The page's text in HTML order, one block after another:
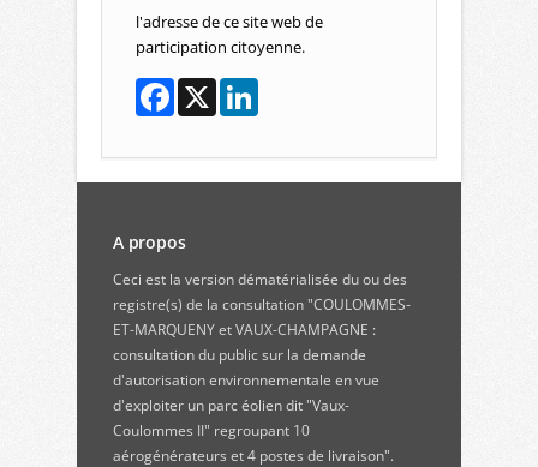
l'adresse de ce site web de
participation citoyenne.
A propos
Ceci est la version dématérialisée du ou des
registre(s) de la consultation "COULOMMES-
ET-MARQUENY et VAUX-CHAMPAGNE :
consultation du public sur la demande
d'autorisation environnementale en vue
d'exploiter un parc éolien dit "Vaux-
Coulommes II" regroupant 10
aérogénérateurs et 4 postes de livraison".